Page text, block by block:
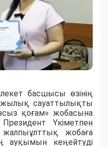
басшысы өзінің
сауаттылықты
қоғам» жобасына
Үкіметпен
жалпыұлттық жобаға
ауқымын кеңейтуді